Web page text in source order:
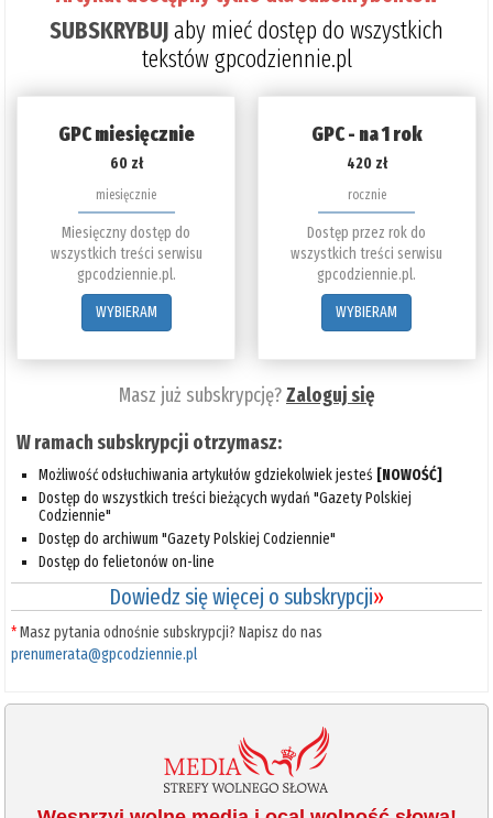
SUBSKRYBUJaby mieć dostęp do wszystkich
tekstów gpcodziennie.pl
GPC miesięcznie
60 zł
miesięcznie
Miesięczny dostęp do
wszystkich treści serwisu
gpcodziennie.pl.
WYBIERAM
GPC - na 1 rok
420 zł
rocznie
Dostęp przez rok do
wszystkich treści serwisu
gpcodziennie.pl.
WYBIERAM
Masz już subskrypcję?Zaloguj się
W ramach subskrypcji otrzymasz:
Możliwość odsłuchiwania artykułów gdziekolwiek jesteś [NOWOŚĆ]
Dostęp do wszystkich treści bieżących wydań "Gazety Polskiej
Codziennie"
Dostęp do archiwum "Gazety Polskiej Codziennie"
Dostęp do felietonów on-line
Dowiedz się więcej o subskrypcji»
*Masz pytania odnośnie subskrypcji? Napisz do nas
prenumerata@gpcodziennie.pl